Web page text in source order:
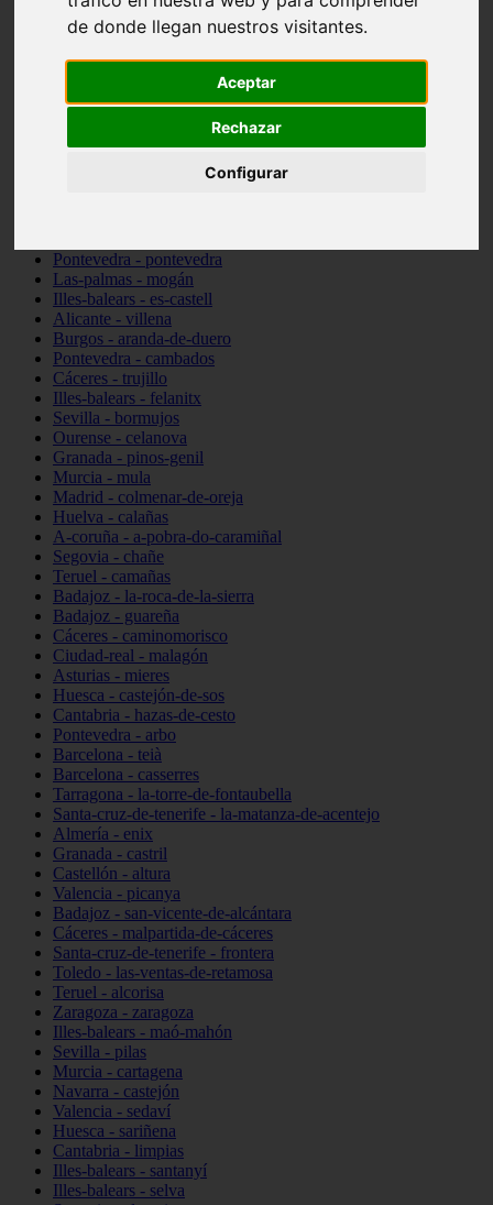
de donde llegan nuestros visitantes.
Aceptar
Rechazar
Configurar
Barcelona - sant-cugat-del-vallès
Alicante - l39alfàs-del-pi
Barcelona - vilanova-i-la-geltrú
Castellón - peñíscola
Illes-balears - sant-josep-de-sa-talaia
Pontevedra - pontevedra
Las-palmas - mogán
Illes-balears - es-castell
Alicante - villena
Burgos - aranda-de-duero
Pontevedra - cambados
Cáceres - trujillo
Illes-balears - felanitx
Sevilla - bormujos
Ourense - celanova
Granada - pinos-genil
Murcia - mula
Madrid - colmenar-de-oreja
Huelva - calañas
A-coruña - a-pobra-do-caramiñal
Segovia - chañe
Teruel - camañas
Badajoz - la-roca-de-la-sierra
Badajoz - guareña
Cáceres - caminomorisco
Ciudad-real - malagón
Asturias - mieres
Huesca - castejón-de-sos
Cantabria - hazas-de-cesto
Pontevedra - arbo
Barcelona - teià
Barcelona - casserres
Tarragona - la-torre-de-fontaubella
Santa-cruz-de-tenerife - la-matanza-de-acentejo
Almería - enix
Granada - castril
Castellón - altura
Valencia - picanya
Badajoz - san-vicente-de-alcántara
Cáceres - malpartida-de-cáceres
Santa-cruz-de-tenerife - frontera
Toledo - las-ventas-de-retamosa
Teruel - alcorisa
Zaragoza - zaragoza
Illes-balears - maó-mahón
Sevilla - pilas
Murcia - cartagena
Navarra - castejón
Valencia - sedaví
Huesca - sariñena
Cantabria - limpias
Illes-balears - santanyí
Illes-balears - selva